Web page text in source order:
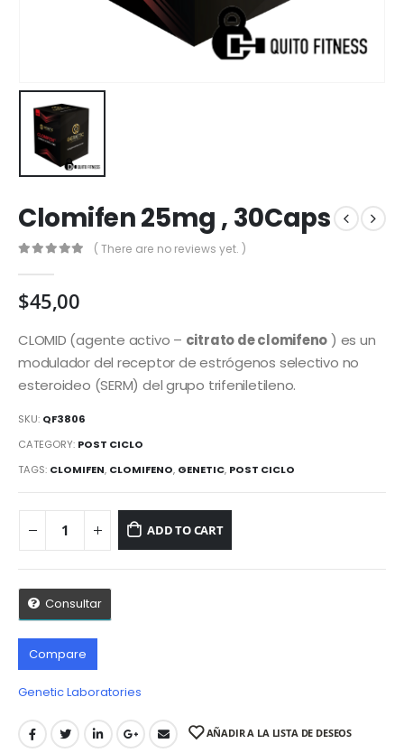
Clomifen 25mg , 30Caps
( There are no reviews yet. )
$45,00
CLOMID (agente activo – citrato de clomifeno) es un
modulador del receptor de estrógenos selectivo no
esteroideo (SERM) del grupo trifeniletileno.
SKU: QF3806
CATEGORY: POST CICLO
TAGS: CLOMIFEN, CLOMIFENO, GENETIC, POST CICLO
ADD TO CART
Consultar
Compare
Genetic Laboratories
AÑADIR A LA LISTA DE DESEOS